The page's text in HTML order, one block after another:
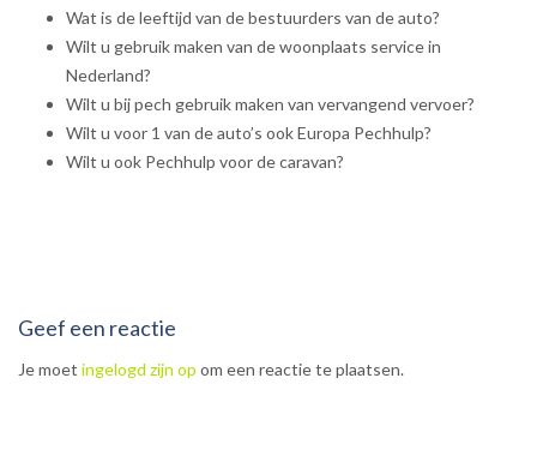
Wat is de leeftijd van de bestuurders van de auto?
Wilt u gebruik maken van de woonplaats service in
Nederland?
Wilt u bij pech gebruik maken van vervangend vervoer?
Wilt u voor 1 van de auto’s ook Europa Pechhulp?
Wilt u ook Pechhulp voor de caravan?
Geef een reactie
Je moet ingelogd zijn op om een reactie te plaatsen.